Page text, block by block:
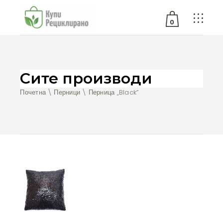
0
Сите производи
Почетна Перници Перница „Black”